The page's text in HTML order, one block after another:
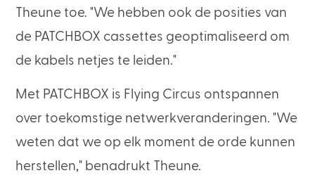
Theune toe. "We hebben ook de posities van
de PATCHBOX cassettes geoptimaliseerd om
de kabels netjes te leiden."
Met PATCHBOX is Flying Circus ontspannen
over toekomstige netwerkveranderingen. "We
weten dat we op elk moment de orde kunnen
herstellen," benadrukt Theune.